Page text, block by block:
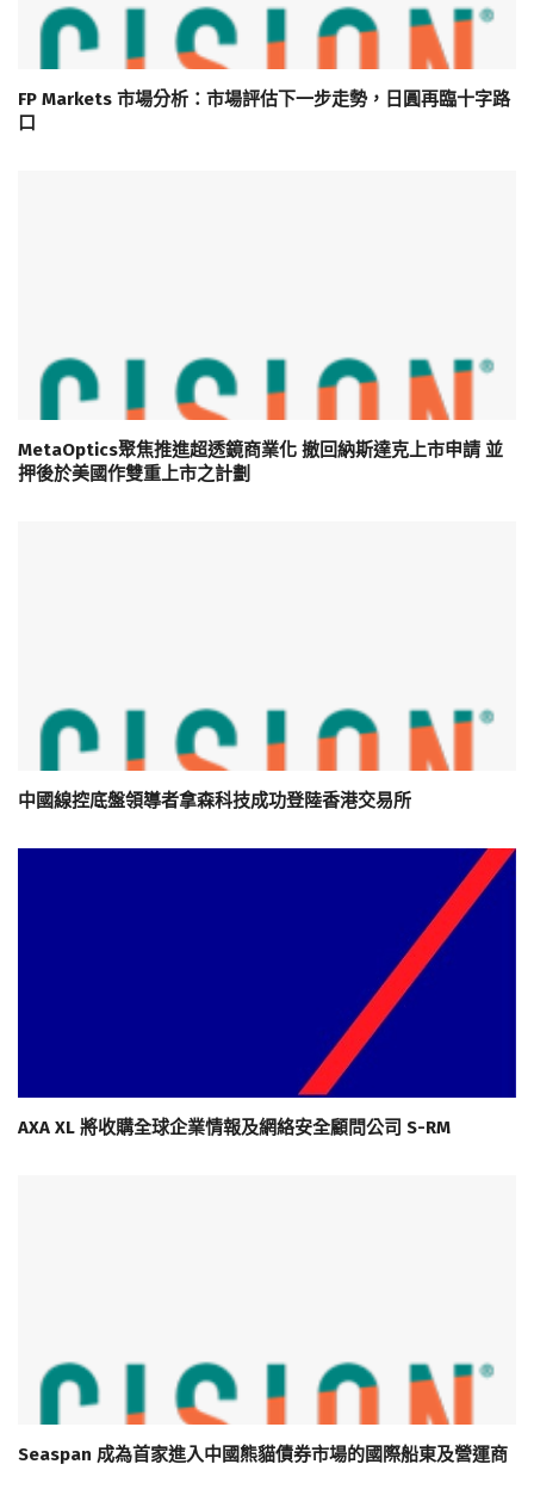
FP Markets 市場分析：市場評估下一步走勢，日圓再臨十字路
口
MetaOptics聚焦推進超透鏡商業化 撤回納斯達克上市申請 並
押後於美國作雙重上市之計劃
中國線控底盤領導者拿森科技成功登陸香港交易所
AXA XL 將收購全球企業情報及網絡安全顧問公司 S-RM
Seaspan 成為首家進入中國熊貓債券市場的國際船東及營運商